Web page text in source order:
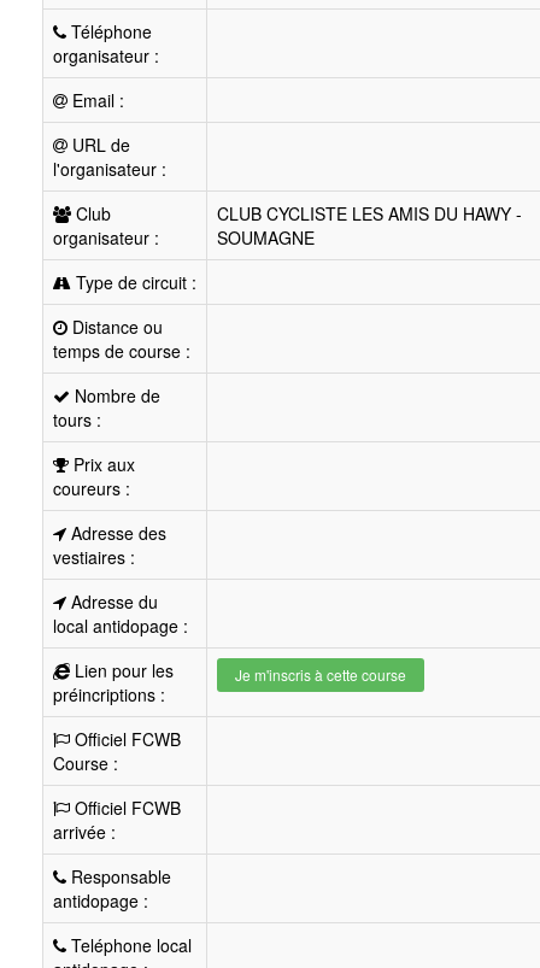
Téléphone
organisateur :
Email :
URL de
l'organisateur :
Club
organisateur :
CLUB CYCLISTE LES AMIS DU HAWY -
SOUMAGNE
Type de circuit :
Distance ou
temps de course :
Nombre de
tours :
Prix aux
coureurs :
Adresse des
vestiaires :
Adresse du
local antidopage :
Lien pour les
préincriptions :
Je m'inscris à cette course
Officiel FCWB
Course :
Officiel FCWB
arrivée :
Responsable
antidopage :
Teléphone local